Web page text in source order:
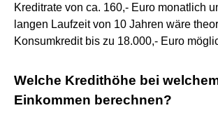
Kreditrate von ca. 160,- Euro monatlich
langen Laufzeit von 10 Jahren wäre
Konsumkredit bis zu 18.000,- Euro
Welche Kredithöhe bei
Einkommen berechnen?